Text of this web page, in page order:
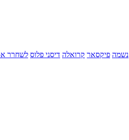
נשמה פיקסאר קרואלה דיסני פלוס לשחרר